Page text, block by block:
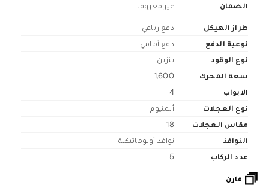
الضمان
غير معروف
طراز الهيكل
دفع رباعي
نوعية الدفع
دفع أمامي
نوع الوقود
بنزين
سعة المحرك
1,600
الابواب
4
نوع العجلات
ألمنيوم
مقاس العجلات
18
النوافذ
نوافذ أوتوماتيكية
عدد الركاب
5
قارن